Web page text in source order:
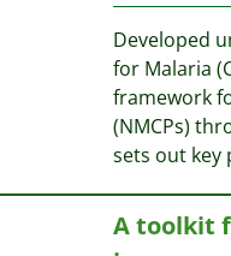
Developed
for Malaria
framework
(NMCPs)
sets out
A toolkit